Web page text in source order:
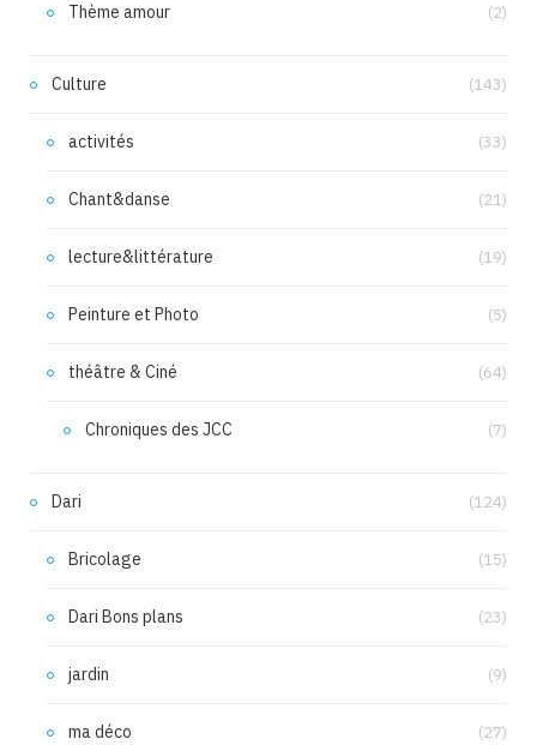
Thème amour (2)
Culture (143)
activités (33)
Chant&danse (21)
lecture&littérature (19)
Peinture et Photo (5)
théâtre & Ciné (64)
Chroniques des JCC (7)
Dari (124)
Bricolage (15)
Dari Bons plans (23)
jardin (9)
ma déco (27)